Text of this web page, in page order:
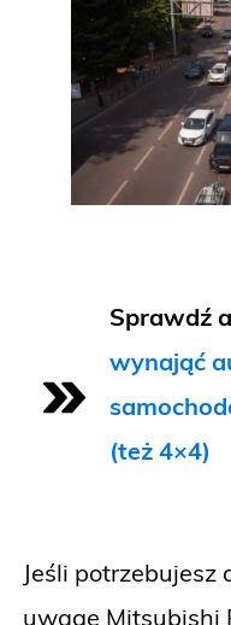
Sprawdź
wynająć
(też 4×4)
Jeśli
uwagę Mitsubishi